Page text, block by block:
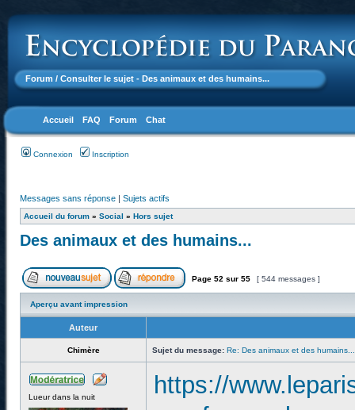
Forum / Consulter le sujet - Des animaux et des humains...
Accueil FAQ Forum Chat
Connexion Inscription
Messages sans réponse | Sujets actifs
Accueil du forum » Social » Hors sujet
Des animaux et des humains...
Page 52 sur 55 [ 544 messages ]
Aperçu avant impression
Auteur
Chimère Sujet du message: Re: Des animaux et des humains...
Lueur dans la nuit
https://